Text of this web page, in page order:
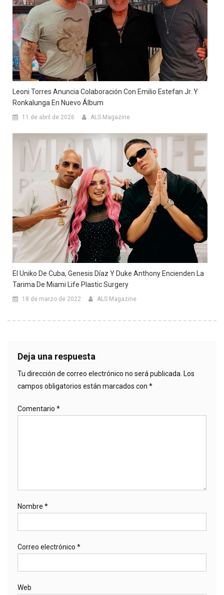
Leoni Torres Anuncia Colaboración Con Emilio Estefan Jr. Y
Ronkalunga En Nuevo Álbum
11 de abril de 2026 ALS Magazine
El Uniko De Cuba, Genesis Díaz Y Duke Anthony Encienden La
Tarima De Miami Life Plastic Surgery
18 de marzo de 2022 ALS Magazine
Deja una respuesta
Tu dirección de correo electrónico no será publicada. Los
campos obligatorios están marcados con *
Comentario *
Nombre *
Correo electrónico *
Web